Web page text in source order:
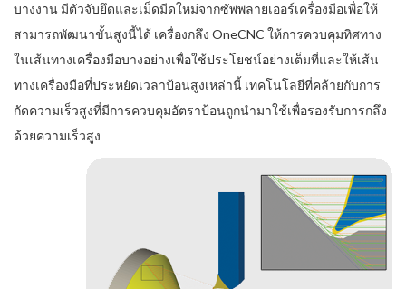
บางงาน มีตัวจับยึดและเม็ดมีดใหม่จากซัพพลายเออร์เครื่องมือเพื่อให้
สามารถพัฒนาขั้นสูงนี้ได้ เครื่องกลึง OneCNC ให้การควบคุมทิศทาง
ในเส้นทางเครื่องมือบางอย่างเพื่อใช้ประโยชน์อย่างเต็มที่และให้เส้น
ทางเครื่องมือที่ประหยัดเวลาป้อนสูงเหล่านี้ เทคโนโลยีที่คล้ายกับการ
กัดความเร็วสูงที่มีการควบคุมอัตราป้อนถูกนำมาใช้เพื่อรองรับการกลึง
ด้วยความเร็วสูง